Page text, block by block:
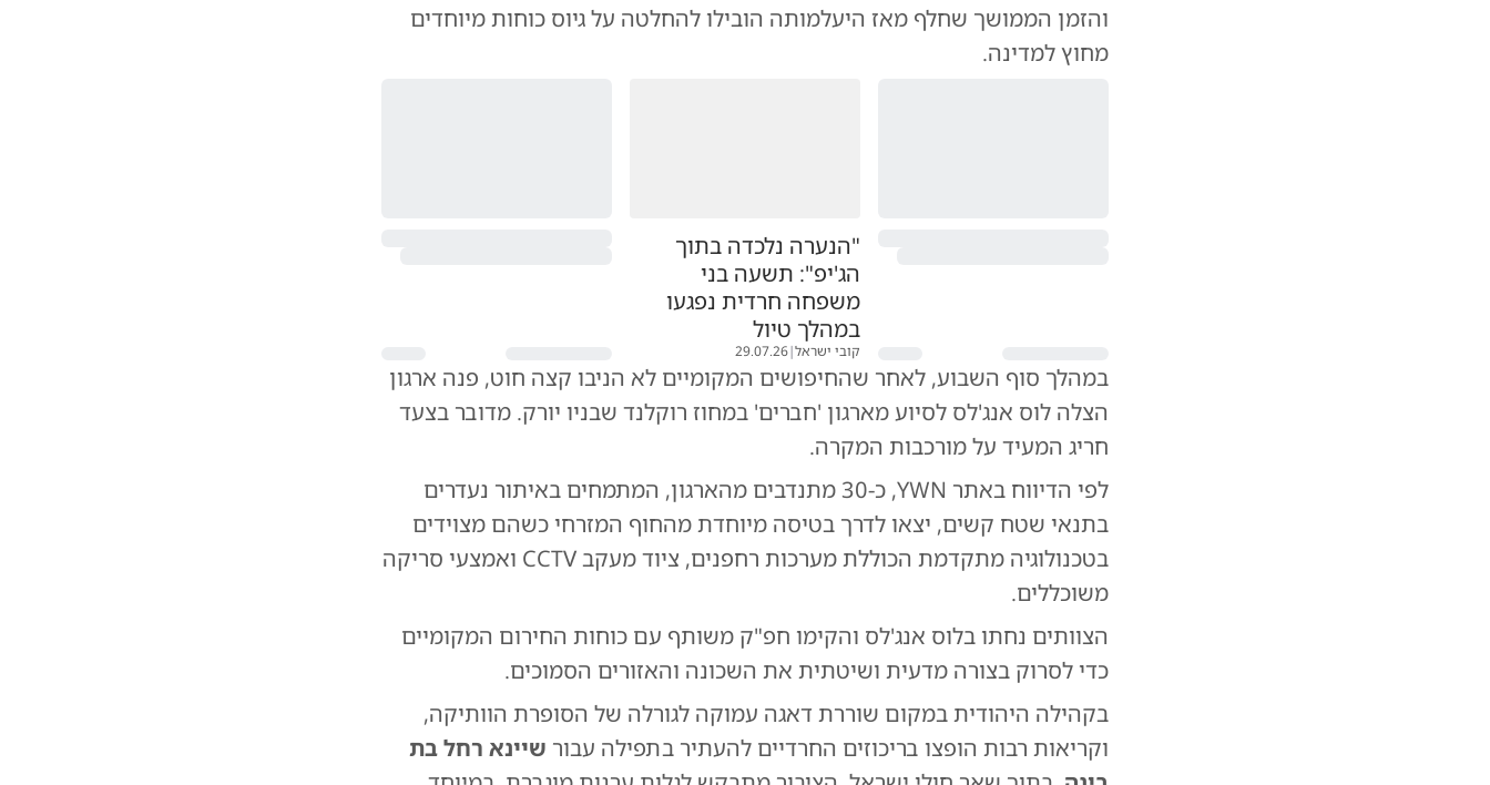
והזמן הממושך שחלף מאז היעלמותה הובילו להחלטה על גיוס כוחות מיוחדים
מחוץ למדינה.
"הנערה נלכדה בתוך
הג'יפ": תשעה בני
משפחה חרדית נפגעו
במהלך טיול
קובי ישראל|
29.07.26
במהלך סוף השבוע, לאחר שהחיפושים המקומיים לא הניבו קצה חוט, פנה ארגון
הצלה לוס אנג'לס לסיוע מארגון 'חברים' במחוז רוקלנד שבניו יורק. מדובר בצעד
חריג המעיד על מורכבות המקרה.
לפי הדיווח באתר YWN, כ-30 מתנדבים מהארגון, המתמחים באיתור נעדרים
בתנאי שטח קשים, יצאו לדרך בטיסה מיוחדת מהחוף המזרחי כשהם מצוידים
בטכנולוגיה מתקדמת הכוללת מערכות רחפנים, ציוד מעקב CCTV ואמצעי סריקה
משוכללים.
הצוותים נחתו בלוס אנג'לס והקימו חפ"ק משותף עם כוחות החירום המקומיים
כדי לסרוק בצורה מדעית ושיטתית את השכונה והאזורים הסמוכים.
בקהילה היהודית במקום שוררת דאגה עמוקה לגורלה של הסופרת הוותיקה,
וקריאות רבות הופצו בריכוזים החרדיים להעתיר בתפילה עבור שיינא רחל בת